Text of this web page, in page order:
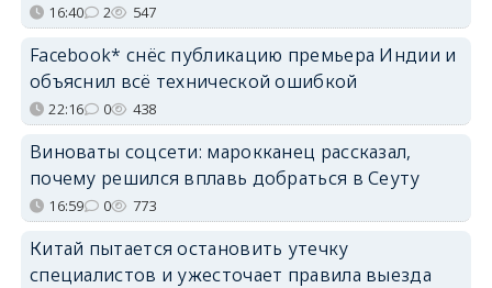
16:40 2 547
Facebook* снёс публикацию премьера Индии и
объяснил всё технической ошибкой
22:16 0 438
Виноваты соцсети: марокканец рассказал,
почему решился вплавь добраться в Сеуту
16:59 0 773
Китай пытается остановить утечку
специалистов и ужесточает правила выезда